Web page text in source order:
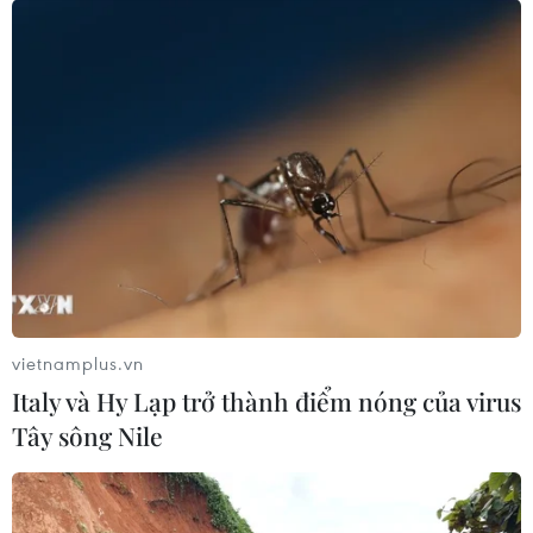
Sự giao thoa giàu nội lực này khẳng định bước
chuyển mình mang tính tích cực của làng mốt
nội địa khi dám bứt phá khỏi những khuôn mẫu
cũ để định hình một tương lai thời trang Việt
Nam tự chủ, sáng tạo và sẵn sàng hội nhập với
thế giới./.
Vietnam International Fashion Week 21st
Edition 2026 sẽ được diễn ra từ ngày 18-
21/6/2026, tại Nhà thi đấu Nguyễn Du,
Thành phố Hồ Chí Minh cùng nhiều hoạt
động bên lề thú vị lần đầu xuất hiện tại
chương trình năm nay.
vietnamplus.vn
Italy và Hy Lạp trở thành điểm nóng của virus
Tây sông Nile